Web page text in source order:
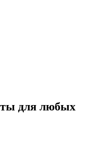
для любых